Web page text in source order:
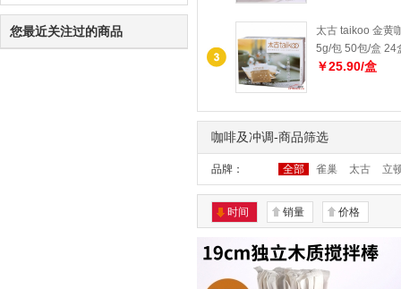
您最近关注过的商品
太古 taikoo 金黄
5g/包 50包/盒 24
￥25.90/盒
咖啡及冲调-商品筛选
品牌： 全部 雀巢 太古 立
时间 销量 价格